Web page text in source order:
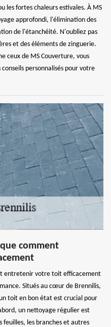
les fortes chaleurs estivales. À MS
approfondi, l'élimination des
de l'étanchéité. N'oubliez pas
et des éléments de zinguerie.
ceux de MS Couverture, vous
personnalisés pour votre
comment
entretenir votre toit efficacement
Situés au cœur de Brennilis,
toit en bon état est crucial pour
un nettoyage régulier est
les branches et autres